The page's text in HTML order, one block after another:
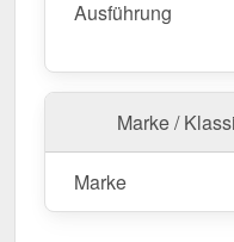
Ausführung
Marke /
Marke